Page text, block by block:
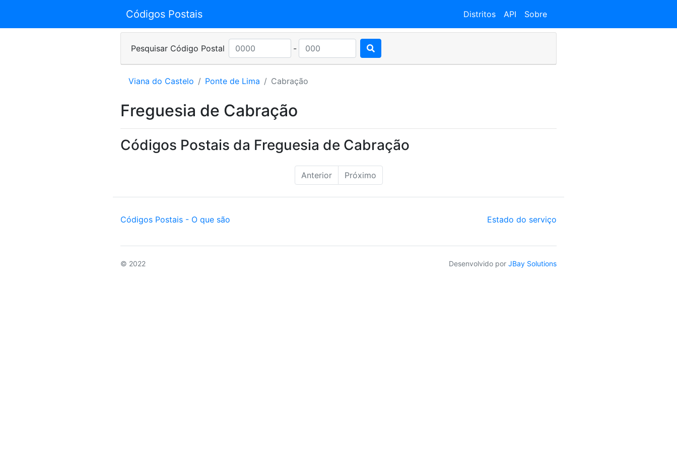
Códigos Postais Distritos API Sobre
Pesquisar Código Postal -
Viana do Castelo Ponte de Lima Cabração
Freguesia de Cabração
Códigos Postais da Freguesia de Cabração
Anterior Próximo
Códigos Postais - O que são Estado do serviço
© 2022 Desenvolvido por JBay Solutions